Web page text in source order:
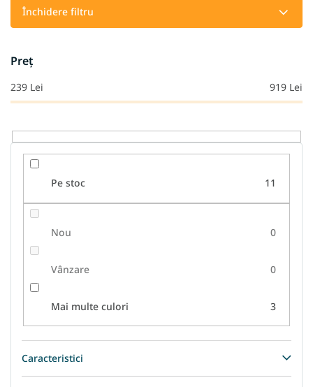
p
r
o
u
s
Închidere filtru
Preţ
239 Lei 919 Lei
Pe stoc 11
Nou 0
Vânzare 0
Mai multe culori 3
Caracteristici